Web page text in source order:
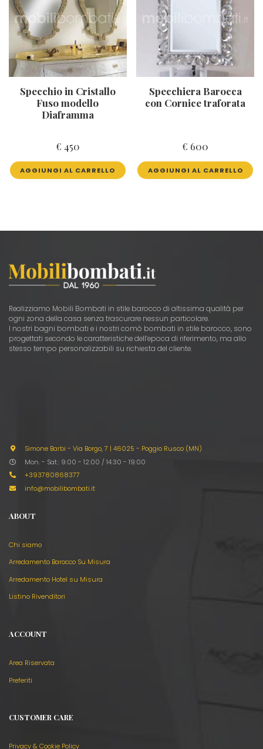
Specchio in Cristallo
Fuso modello
Diaframma
€ 450
AGGIUNGI AL CARRELLO
Specchiera Barocca
con Cornice traforata
€ 600
AGGIUNGI AL CARRELLO
Realizziamo Mobili Bombati in stile barocco di altissima qualità per
ogni zona della casa senza trascurare nessun particolare.
I nostri bagni bombati e i nostri comò bombati in stile barocco, sono
progettati secondo le caratteristiche dell’epoca di riferimento, ma allo
stesso tempo personalizzabili su richiesta del cliente.
Simone Barbi - Via Borgo, 7 |46025 - Poggio Rusco (MN)
Mon. - Sat.: 9:00 - 12:00 / 14:30 - 19:00
+393780868377
info@mobilibombati.it
ABOUT
Chi siamo
Arredamento Barocco Su Misura
Arredamento Hotel su Misura
Listino Rivenditori
ACCOUNT
Area Riservata
Preferiti
CUSTOMER CARE
Privacy & Cookie Policy